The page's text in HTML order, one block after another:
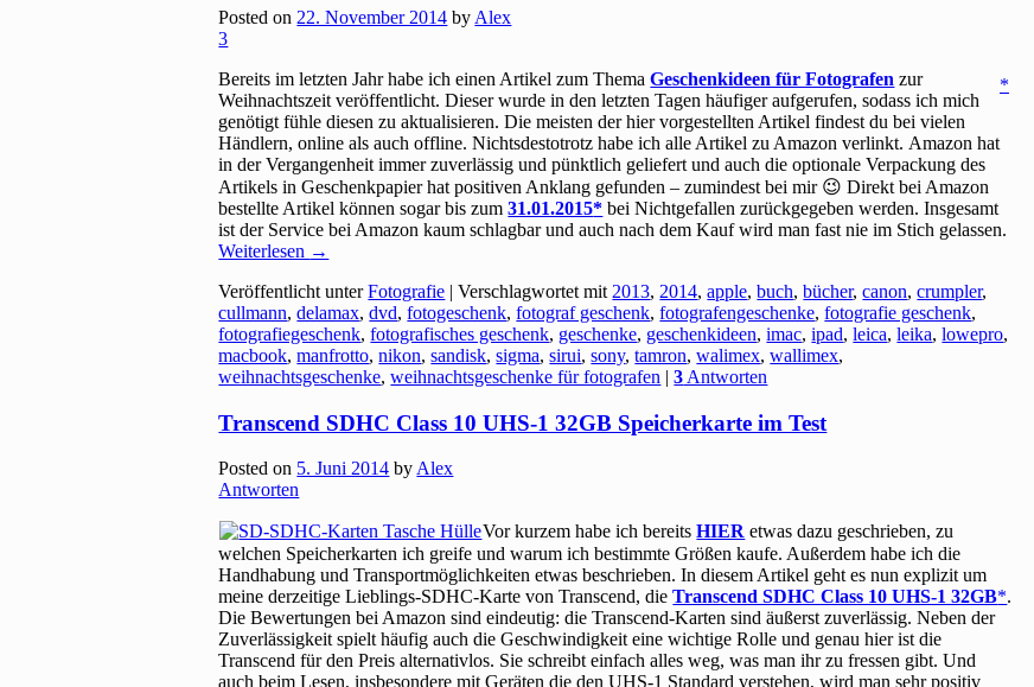
Posted on 22. November 2014 by Alex
3
Bereits im letzten Jahr habe ich einen Artikel zum ThemaGeschenkideen für Fotografen zur
Weihnachtszeit veröffentlicht. Dieser wurde in den letzten Tagen häufiger aufgerufen, sodass ich mich
genötigt fühle diesen zu aktualisieren. Die meisten der hier vorgestellten Artikel findest du bei vielen
Händlern, online als auch offline. Nichtsdestotrotz habe ich alle Artikel zu Amazon verlinkt. Amazon hat
in der Vergangenheit immer zuverlässig und pünktlich geliefert und auch die optionale Verpackung des
Artikels in Geschenkpapier hat positiven Anklang gefunden – zumindest bei mir 😉 Direkt bei Amazon
bestellte Artikel können sogar bis zum31.01.2015
bei Nichtgefallen zurückgegeben werden. Insgesamt
ist der Service bei Amazon kaum schlagbar und auch nach dem Kauf wird man fast nie im Stich gelassen.
Weiterlesen →
Veröffentlicht unter Fotografie |Verschlagwortet mit 2013, 2014,apple,buch,bücher,canon,crumpler,
cullmann,delamax,dvd,fotogeschenk,fotograf geschenk,fotografengeschenke,fotografie geschenk,
fotografiegeschenk,fotografisches geschenk, geschenke, geschenkideen,imac,ipad,leica,leika,lowepro,
macbook,manfrotto,nikon,sandisk,sigma,sirui,sony,tamron,walimex,wallimex,
weihnachtsgeschenke,weihnachtsgeschenke für fotografen |3 Antworten
Transcend SDHC Class 10 UHS-1 32GB Speicherkarte im Test
Posted on 5. Juni 2014 byAlex
Antworten
Vor kurzem habe ich bereitsHIER etwas dazu geschrieben, zu
welchen Speicherkarten ich greife und warum ich bestimmte Größen kaufe. Außerdem habe ich die
Handhabung und Transportmöglichkeiten etwas beschrieben. In diesem Artikel geht es nun explizit um
meine derzeitige Lieblings-SDHC-Karte von Transcend, dieTranscend SDHC Class 10 UHS-1 32GB .
Die Bewertungen bei Amazon sind eindeutig: die Transcend-Karten sind äußerst zuverlässig. Neben der
Zuverlässigkeit spielt häufig auch die Geschwindigkeit eine wichtige Rolle und genau hier ist die
Transcend für den Preis alternativlos. Sie schreibt einfach alles weg, was man ihr zu fressen gibt. Und
auch beim Lesen, insbesondere mit Geräten die den UHS-1 Standard verstehen, wird man sehr positiv